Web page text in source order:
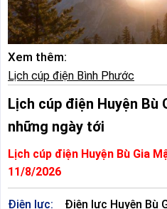
Xem thêm:
Lịch cúp điện Bình Phước
Lịch cúp điện Huyện Bù
những ngày tới
Lịch cúp điện Huyện Bù Gia
11/8/2026
Điện lực:
Điện lực Huyện Bù